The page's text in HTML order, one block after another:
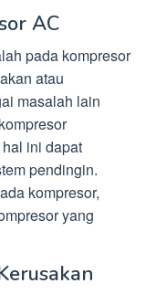
AC
pada kompresor
atau
masalah lain
ini dapat
pendingin.
kompresor,
yang